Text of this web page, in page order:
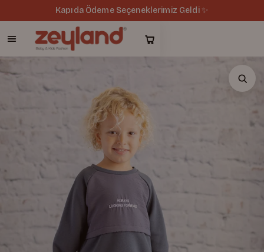
Kapıda Ödeme Seçeneklerimiz Geldi ✨